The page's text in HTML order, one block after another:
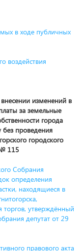
в ходе публичных
воздействия
изменений в
за земельные
города
без проведения
городского
115
Собрания
определения
находящиеся в
торгов, утверждённый
депутат от 29
правового акта